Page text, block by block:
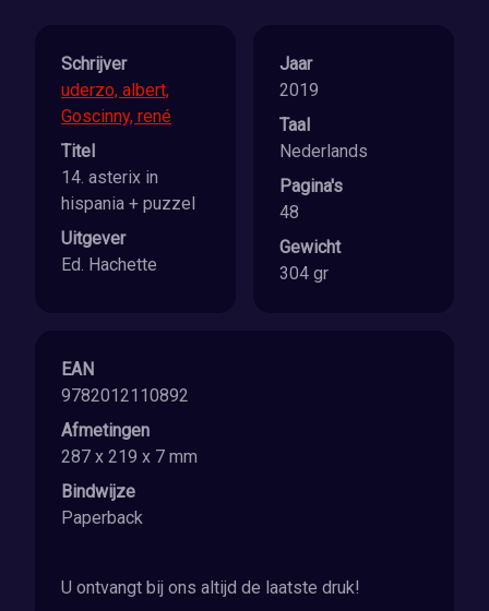
Schrijver
uderzo, albert,
Goscinny, rené
Titel
14. asterix in
hispania + puzzel
Uitgever
Ed. Hachette
Jaar
2019
Taal
Nederlands
Pagina's
48
Gewicht
304 gr
EAN
9782012110892
Afmetingen
287 x 219 x 7 mm
Bindwijze
Paperback
U ontvangt bij ons altijd de laatste druk!